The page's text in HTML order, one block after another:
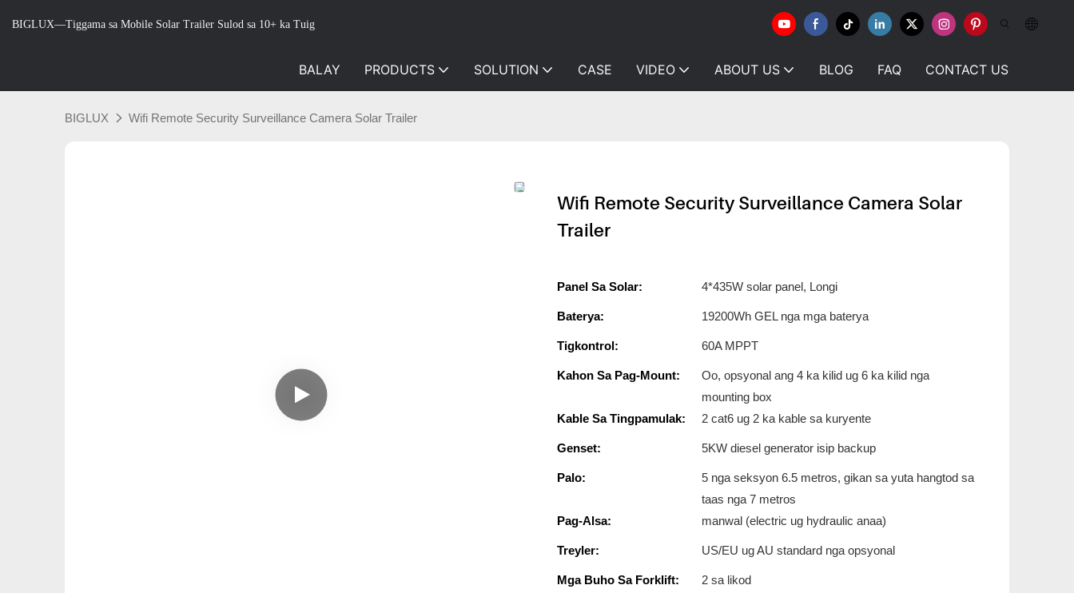
BIGLUX—Tiggama sa Mobile Solar Trailer Sulod sa 10+ ka Tuig
BALAY PRODUCTS SOLUTION CASE VIDEO ABOUT US BLOG FAQ CONTACT US
BIGLUX Wifi Remote Security Surveillance Camera Solar Trailer
Wifi Remote Security Surveillance Camera Solar
Trailer
Panel Sa Solar: 4*435W solar panel, Longi
Baterya: 19200Wh GEL nga mga baterya
Tigkontrol: 60A MPPT
Kahon Sa Pag-Mount:
Oo, opsyonal ang 4 ka kilid ug 6 ka kilid nga
mounting box
Kable Sa Tingpamulak:
2 cat6 ug 2 ka kable sa kuryente
Genset: 5KW diesel generator isip backup
Palo:
5 nga seksyon 6.5 metros, gikan sa yuta hangtod sa
taas nga 7 metros
Pag-Alsa:
manwal (electric ug hydraulic anaa)
Treyler: US/EU ug AU standard nga opsyonal
Mga Buho Sa Forklift: 2 sa likod